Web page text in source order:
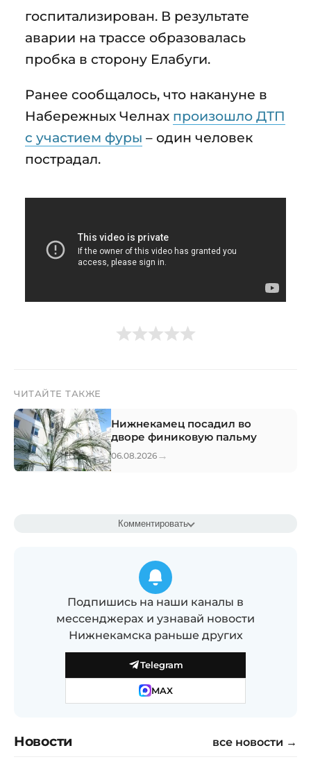
госпитализирован. В результате
аварии на трассе образовалась
пробка в сторону Елабуги.
Ранее сообщалось, что накануне в
Набережных Челнах произошло ДТП
с участием фуры – один человек
пострадал.
ЧИТАЙТЕ ТАКЖЕ
Нижнекамец посадил во
дворе финиковую пальму
06.08.2026 →
Комментировать
Подпишись на наши каналы в
мессенджерах и узнавай новости
Нижнекамска раньше других
Telegram
MAX
Новости все новости →